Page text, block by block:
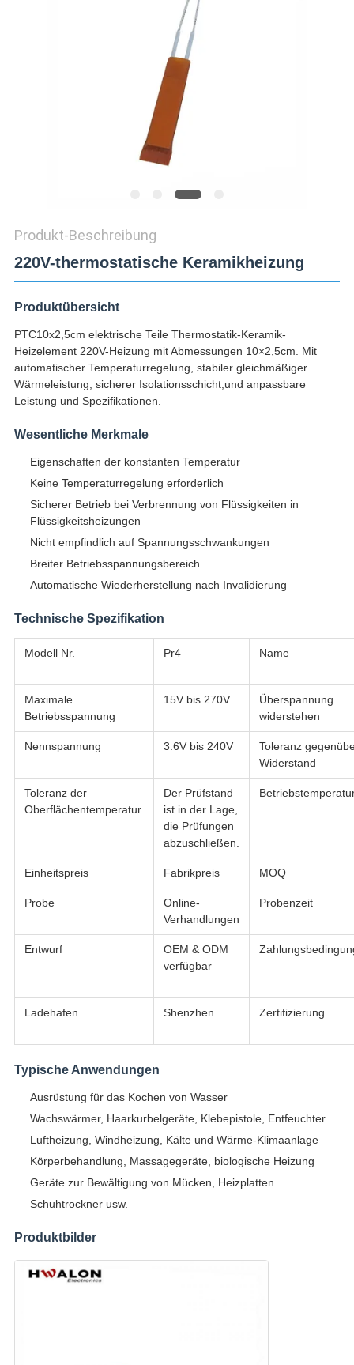
Produkt-Beschreibung
220V-thermostatische Keramikheizung
Produktübersicht
PTC10x2,5cm elektrische Teile Thermostatik-Keramik-
Heizelement 220V-Heizung mit Abmessungen 10×2,5cm. Mit
automatischer Temperaturregelung, stabiler gleichmäßiger
Wärmeleistung, sicherer Isolationsschicht,und anpassbare
Leistung und Spezifikationen.
Wesentliche Merkmale
Eigenschaften der konstanten Temperatur
Keine Temperaturregelung erforderlich
Sicherer Betrieb bei Verbrennung von Flüssigkeiten in
Flüssigkeitsheizungen
Nicht empfindlich auf Spannungsschwankungen
Breiter Betriebsspannungsbereich
Automatische Wiederherstellung nach Invalidierung
Technische Spezifikation
Modell Nr. Pr4 Name
Maximale
Betriebsspannung
15V bis 270V
Überspannung
widerstehen
Nennspannung 3.6V bis 240V
Toleranz
Widerstand
Toleranz der
Oberflächentemperatur.
Der Prüfstand
ist in der Lage,
die Prüfungen
abzuschließen.
Einheitspreis Fabrikpreis MOQ
Probe
Online-
Verhandlungen
Probenzeit
Entwurf
OEM & ODM
verfügbar
Ladehafen Shenzhen Zertifizierung
Typische Anwendungen
Ausrüstung für das Kochen von Wasser
Wachswärmer, Haarkurbelgeräte, Klebepistole, Entfeuchter
Luftheizung, Windheizung, Kälte und Wärme-Klimaanlage
Körperbehandlung, Massagegeräte, biologische Heizung
Geräte zur Bewältigung von Mücken, Heizplatten
Schuhtrockner usw.
Produktbilder